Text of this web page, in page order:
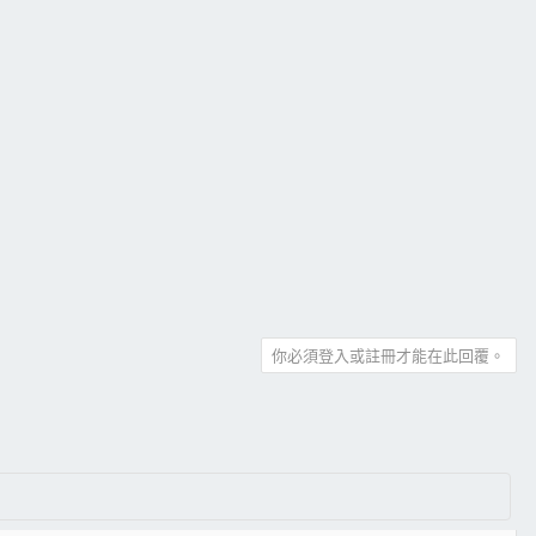
你必須登入或註冊才能在此回覆。